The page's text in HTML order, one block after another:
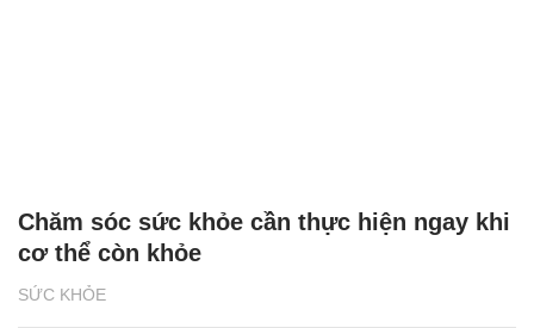
SỨC KHỎE
Chăm sóc sức khỏe cần thực hiện ngay khi
cơ thể còn khỏe